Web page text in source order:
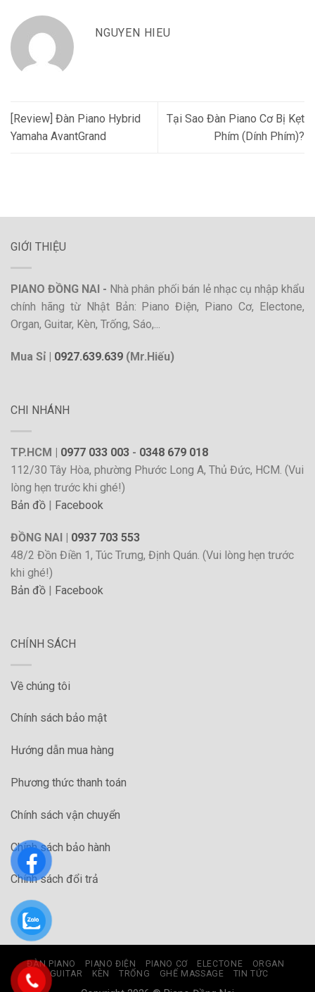
NGUYEN HIEU
[Review] Đàn Piano Hybrid
Yamaha AvantGrand
Tại Sao Đàn Piano Cơ Bị Kẹt
Phím (Dính Phím)?
GIỚI THIỆU
PIANO ĐỒNG NAI - Nhà phân phối bán lẻ nhạc cụ nhập khẩu
chính hãng từ Nhật Bản: Piano Điện, Piano Cơ, Electone,
Organ, Guitar, Kèn, Trống, Sáo,...
Mua Sỉ | 0927.639.639 (Mr.Hiếu)
CHI NHÁNH
TP.HCM | 0977 033 003 - 0348 679 018
112/30 Tây Hòa, phường Phước Long A, Thủ Đức, HCM. (Vui
lòng hẹn trước khi ghé!)
Bản đồ | Facebook
ĐỒNG NAI | 0937 703 553
48/2 Đồn Điền 1, Túc Trưng, Định Quán. (Vui lòng hẹn trước
khi ghé!)
Bản đồ | Facebook
CHÍNH SÁCH
Về chúng tôi
Chính sách bảo mật
Hướng dẫn mua hàng
Phương thức thanh toán
Chính sách vận chuyển
Chính sách bảo hành
Chính sách đổi trả
ĐÀN PIANO PIANO ĐIỆN PIANO CƠ ELECTONE
ORGAN
GUITAR
KÈN TRỐNG GHẾ MASSAGE TIN TỨC